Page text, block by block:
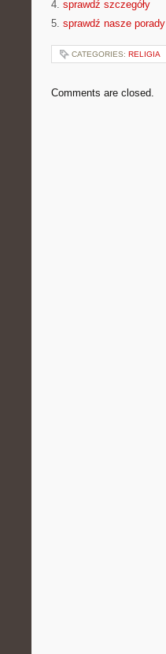
4. sprawdź szczegóły
5. sprawdź nasze porady
CATEGORIES: RELIGIA
Comments are closed.